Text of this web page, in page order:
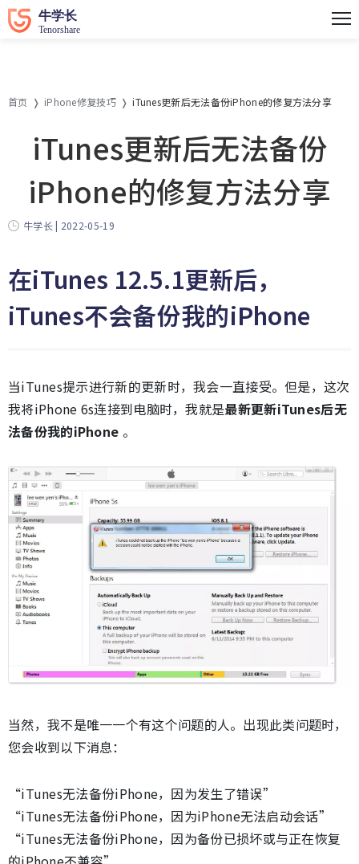
首页 iPhone修复技巧 iTunes更新后无法备份iPhone的修复方法分享
iTunes更新后无法备份
iPhone的修复方法分享
牛学长 | 2022-05-19
在iTunes 12.5.1更新后，
iTunes不会备份我的iPhone
当iTunes提示进行新的更新时，我会一直接受。但是，这次
我将iPhone 6s连接到电脑时，我就是最新更新iTunes后无
法备份我的iPhone 。
当然，我不是唯一一个有这个问题的人。出现此类问题时，
您会收到以下消息：
“iTunes无法备份iPhone，因为发生了错误”
“iTunes无法备份iPhone，因为iPhone无法启动会话”
“iTunes无法备份iPhone，因为备份已损坏或与正在恢复